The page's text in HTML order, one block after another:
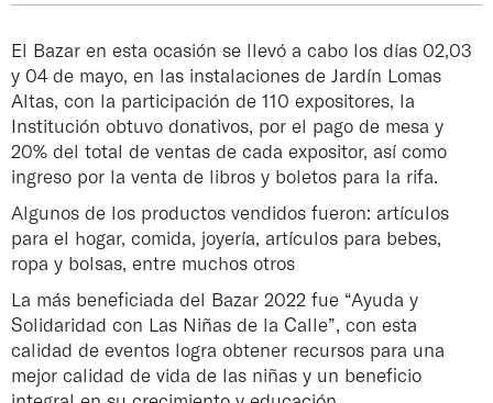
El Bazar en esta ocasión se llevó a cabo los días 02,03
y 04 de mayo, en las instalaciones de Jardín Lomas
Altas, con la participación de 110 expositores, la
Institución obtuvo donativos, por el pago de mesa y
20% del total de ventas de cada expositor, así como
ingreso por la venta de libros y boletos para la rifa.
Algunos de los productos vendidos fueron: artículos
para el hogar, comida, joyería, artículos para bebes,
ropa y bolsas, entre muchos otros
La más beneficiada del Bazar 2022 fue “Ayuda y
Solidaridad con Las Niñas de la Calle”, con esta
calidad de eventos logra obtener recursos para una
mejor calidad de vida de las niñas y un beneficio